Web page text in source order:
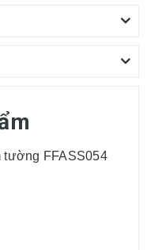
tường FFASS054